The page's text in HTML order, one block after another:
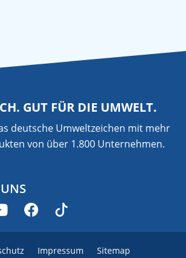
GUT FÜR DIE UMWELT.
deutsche Umweltzeichen mit mehr
von über 1.800 Unternehmen.
Impressum Sitemap